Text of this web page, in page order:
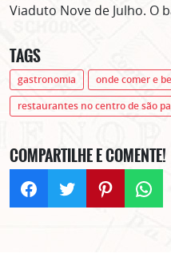
Viaduto Nove de Julho. O
TAGS
gastronomia
onde comer e
restaurantes no centro de são
COMPARTILHE E COMENTE!